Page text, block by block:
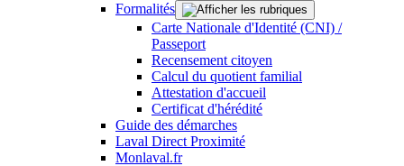
Formalités
Carte Nationale d'Identité (CNI) /
Passeport
Recensement citoyen
Calcul du quotient familial
Attestation d'accueil
Certificat d'hérédité
Guide des démarches
Laval Direct Proximité
Monlaval.fr